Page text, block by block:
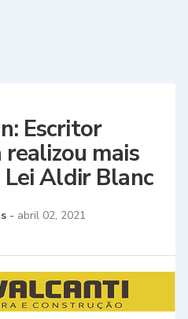
Escritor
mais
Aldir Blanc
- abril 02, 2021